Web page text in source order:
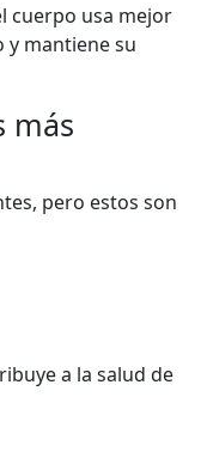
cuerpo usa mejor
y mantiene su
más
pero estos son
a la salud de